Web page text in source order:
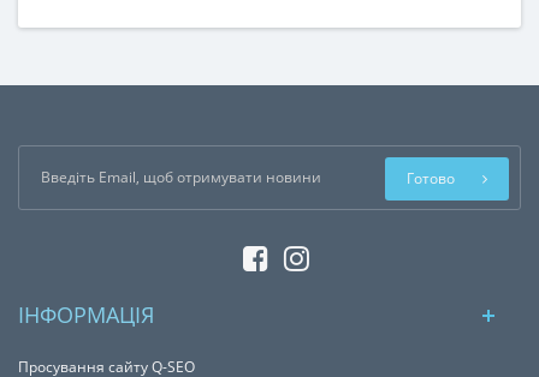
Готово
ІНФОРМАЦІЯ
Просування сайту Q-SEO